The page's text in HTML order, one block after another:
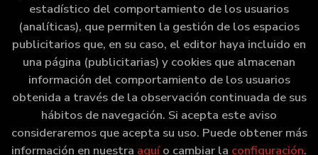
estadístico del comportamiento de los usuarios
(analíticas), que permiten la gestión de los espacios
publicitarios que, en su caso, el editor haya incluido en
una página (publicitarias) y cookies que almacenan
información del comportamiento de los usuarios
obtenida a través de la observación continuada de sus
hábitos de navegación. Si acepta este aviso
consideraremos que acepta su uso. Puede obtener más
información en nuestra aquío cambiar la configuración.